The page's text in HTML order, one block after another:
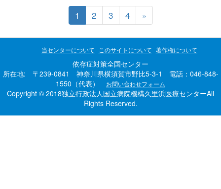
1 2 3 4 »
当センターについて このサイトについて 著作権について
依存症対策全国センター
所在地: 〒239-0841 神奈川県横須賀市野比5-3-1 電話：046-848-
1550（代表）
お問い合わせフォーム
Copyright © 2018独立行政法人国立病院機構久里浜医療センターAll
Rights Reserved.